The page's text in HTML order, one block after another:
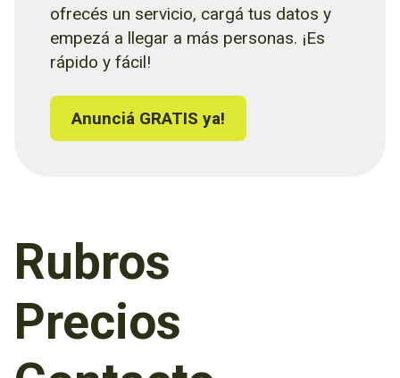
ofrecés un servicio, cargá tus datos y
empezá a llegar a más personas. ¡Es
rápido y fácil!
Anunciá GRATIS ya!
Rubros
Precios